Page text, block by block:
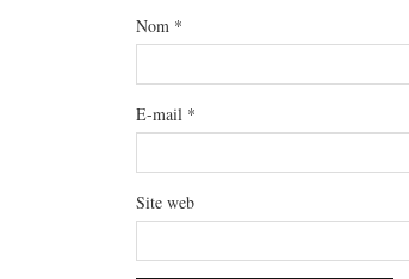
Nom *
E-mail *
Site web